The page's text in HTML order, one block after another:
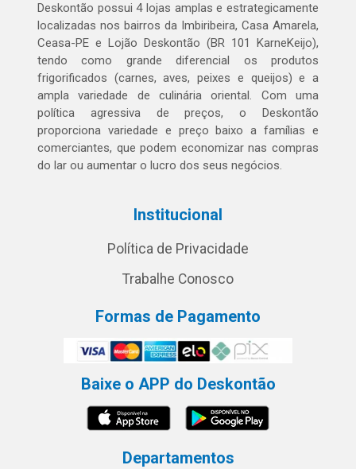
Deskontão possui 4 lojas amplas e estrategicamente
localizadas nos bairros da Imbiribeira, Casa Amarela,
Ceasa-PE e Lojão Deskontão (BR 101 KarneKeijo),
tendo como grande diferencial os produtos
frigorificados (carnes, aves, peixes e queijos) e a
ampla variedade de culinária oriental. Com uma
política agressiva de preços, o Deskontão
proporciona variedade e preço baixo a famílias e
comerciantes, que podem economizar nas compras
do lar ou aumentar o lucro dos seus negócios.
Institucional
Política de Privacidade
Trabalhe Conosco
Formas de Pagamento
Baixe o APP do Deskontão
Departamentos